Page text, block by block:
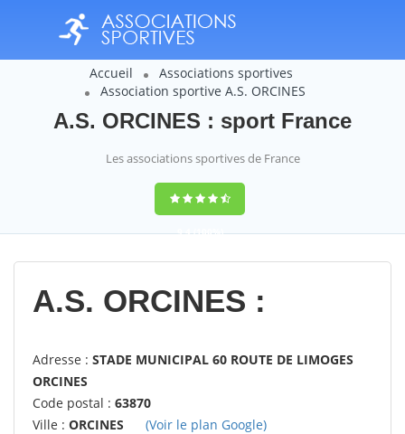
Accueil
Associations sportives
Association sportive A.S. ORCINES
A.S. ORCINES : sport France
Les associations sportives de France
9,4(100%)
14358votes
A.S. ORCINES :
Adresse : STADE MUNICIPAL 60 ROUTE DE LIMOGES
ORCINES
Code postal : 63870
Ville : ORCINES
(Voir le plan Google)